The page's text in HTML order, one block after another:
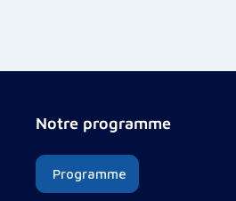
Notre programme
Programme